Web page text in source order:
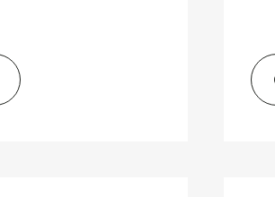
Ad­min­is­tra­tion and Di­git­al